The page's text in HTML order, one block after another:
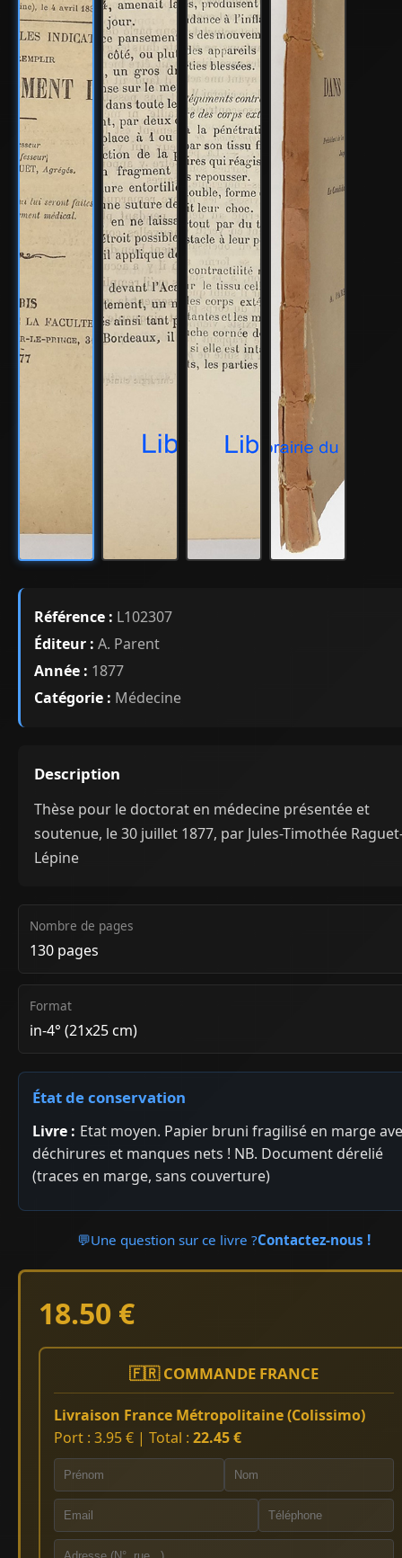
Référence : L102307
Éditeur : A. Parent
Année : 1877
Catégorie : Médecine
Description
Thèse pour le doctorat en médecine présentée et
soutenue, le 30 juillet 1877, par Jules-Timothée
Lépine
Nombre de pages
130 pages
Format
in-4° (21x25 cm)
État de conservation
Livre : Etat moyen. Papier bruni fragilisé en marge
déchirures et manques nets ! NB. Document dérelié
(traces en marge, sans couverture)
💬Une question sur ce livre ?Contactez-nous !
18.50 €
🇫🇷 COMMANDE FRANCE
Livraison France Métropolitaine (Colissimo)
Port : 3.95 € | Total : 22.45 €